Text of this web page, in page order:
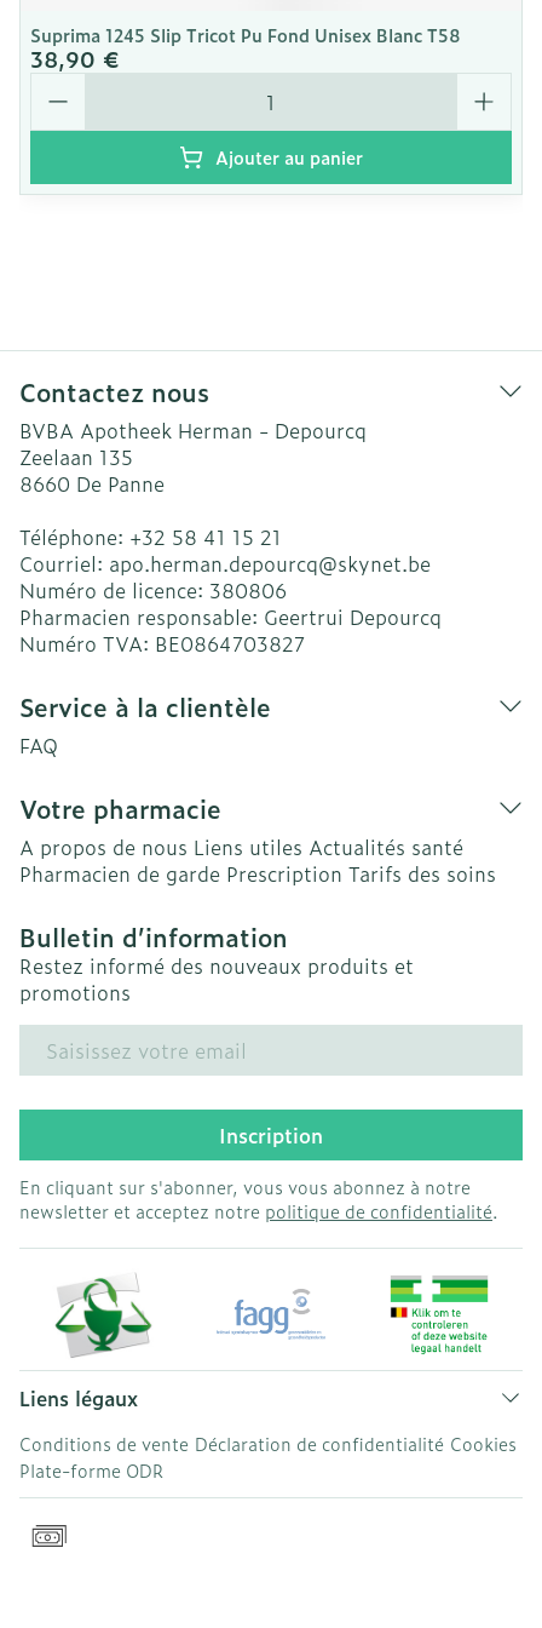
Suprima 1245 Slip Tricot Pu Fond Unisex Blanc T58
38,90 €
Quantité
Ajouter au panier
Contactez nous
BVBA Apotheek Herman - Depourcq
Zeelaan 135
8660 De Panne
Téléphone: +32 58 41 15 21
Courriel: apo.herman.depourcq@skynet.be
Numéro de licence: 380806
Pharmacien responsable: Geertrui Depourcq
Numéro TVA: BE0864703827
Service à la clientèle
FAQ
Votre pharmacie
A propos de nous Liens utiles Actualités santé
Pharmacien de garde Prescription Tarifs des soins
Bulletin d’information
Restez informé des nouveaux produits et
promotions
Adresse mail
Inscription
En cliquant sur s'abonner, vous vous abonnez à notre
newsletter et acceptez notre politique de confidentialité.
Liens légaux
Conditions de vente Déclaration de confidentialité Cookies
Plate-forme ODR